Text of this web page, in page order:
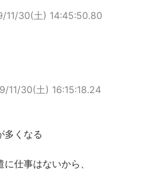
11/30(土) 14:45:50.80
11/30(土) 16:15:18.24
多くなる
仕事はないから、